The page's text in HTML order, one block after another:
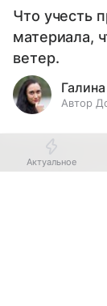
Что учесть
материала,
ветер.
Автор
Актуальное